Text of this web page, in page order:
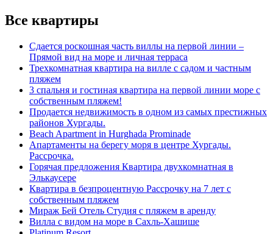
Все квартиры
Сдается роскошная часть виллы на первой линии –
Прямой вид на море и личная терраса
Трехкомнатная квартира на вилле с садом и частным
пляжем
3 спальня и гостиная квартира на первой линии море с
собственным пляжем!
Продается недвижимость в одном из самых престижных
районов Хургады.
Beach Apartment in Hurghada Prominade
Апартаменты на берегу моря в центре Хургады.
Рассрочка.
Горячая предложения Квартира двухкомнатная в
Элькаусере
Квартира в безпроцентную Рассрочку на 7 лет с
собственным пляжем
Мираж Бей Отель Студия с пляжем в аренду
Вилла с видом на море в Сахль-Хашише